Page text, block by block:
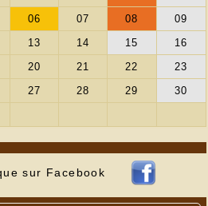
sur Facebook